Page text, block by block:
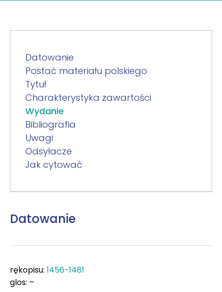
Datowanie
Postać materiału polskiego
Tytuł
Charakterystyka zawartości
Wydanie
Bibliografia
Uwagi
Odsyłacze
Jak cytować
Datowanie
rękopisu: 1456-1481
glos: –